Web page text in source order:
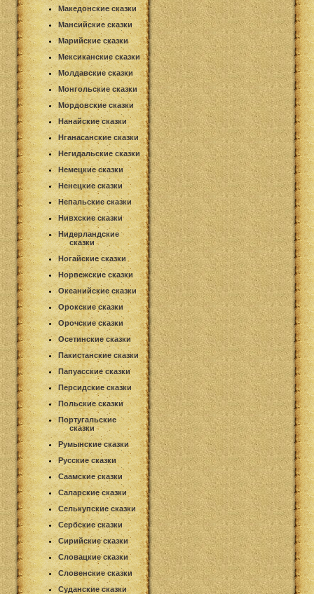
Македонские сказки
Мансийские сказки
Марийские сказки
Мексиканские сказки
Молдавские сказки
Монгольские сказки
Мордовские сказки
Нанайские сказки
Нганасанские сказки
Негидальские сказки
Немецкие сказки
Ненецкие сказки
Непальские сказки
Нивхские сказки
Нидерландские
сказки
Ногайские сказки
Норвежские сказки
Океанийские сказки
Орокские сказки
Орочские сказки
Осетинские сказки
Пакистанские сказки
Папуасские сказки
Персидские сказки
Польские сказки
Португальские
сказки
Румынские сказки
Русские сказки
Саамские сказки
Саларские сказки
Селькупские сказки
Сербские сказки
Сирийские сказки
Словацкие сказки
Словенские сказки
Суданские сказки